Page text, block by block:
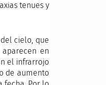
tenues y
cielo, que
en
el infrarrojo
de aumento